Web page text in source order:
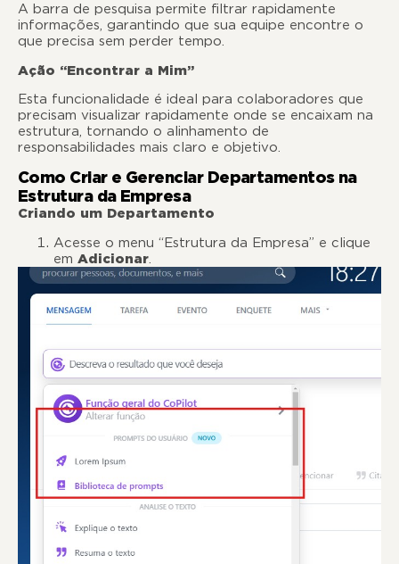
A barra de pesquisa permite filtrar rapidamente
informações, garantindo que sua equipe encontre o
que precisa sem perder tempo.
Ação “Encontrar a Mim”
Esta funcionalidade é ideal para colaboradores que
precisam visualizar rapidamente onde se encaixam na
estrutura, tornando o alinhamento de
responsabilidades mais claro e objetivo.
Como Criar e Gerenciar Departamentos na
Estrutura da Empresa
Criando um Departamento
Acesse o menu “Estrutura da Empresa” e clique
em Adicionar.